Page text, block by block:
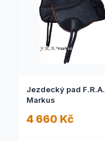
Jezdecký pad F.R.A.
Markus
4 660 Kč